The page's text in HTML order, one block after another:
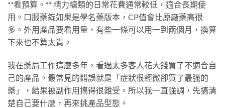
**看預算。** 精力糖類的日常花費通常較低，適合長期使
用。口服藥錠如果是學名藥版本，CP值會比原廠藥高很
多。外用產品要看用量，有些一條可以用一到兩個月，換算
下來也不算太貴。
我在藥局工作這麼多年，看過太多客人花大錢買了不適合自
己的產品。最常見的錯誤就是「症狀很輕微卻買了最強的
藥」，結果被副作用搞得很難受。所以我一直強調，先搞清
楚自己要什麼，再來挑產品型態。